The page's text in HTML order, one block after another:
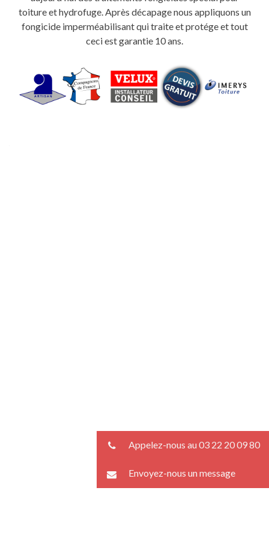
toiture et hydrofuge. Après décapage nous appliquons un
fongicide imperméabilisant qui traite et protége et tout
ceci est garantie 10 ans.
Appelez-nous au 03 22 20 09 80
Envoyez-nous un message